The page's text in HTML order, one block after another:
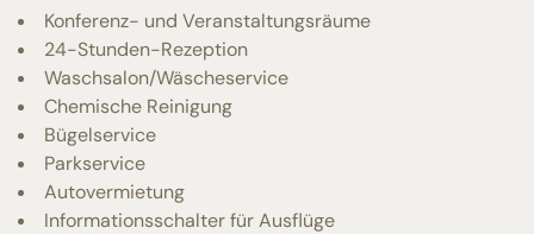
Konferenz- und Veranstaltungsräume
24-Stunden-Rezeption
Waschsalon/Wäscheservice
Chemische Reinigung
Bügelservice
Parkservice
Autovermietung
Informationsschalter für Ausflüge